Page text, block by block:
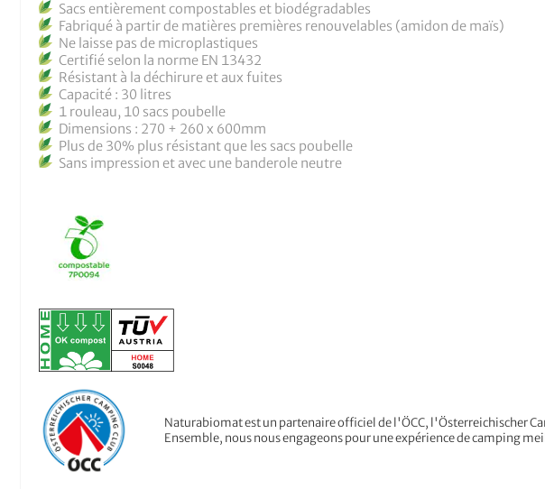
Sacs entièrement compostables et biodégradables
Fabriqué à partir de matières premières renouvelables (amidon de maïs)
Ne laisse pas de microplastiques
Certifié selon la norme EN 13432
Résistant à la déchirure et aux fuites
Capacité : 30 litres
1 rouleau, 10 sacs poubelle
Dimensions : 270 + 260 x 600mm
Plus de 30% plus résistant que les sacs poubelle
Sans impression et avec une banderole neutre
Naturabiomat est un partenaire officiel de l'ÖCC, l'Österreichischer
Ensemble, nous nous engageons pour une expérience de camping